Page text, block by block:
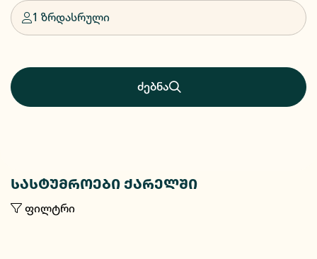
1 ზრდასრული
ძებნა
სასტუმროები ქარელში
ფილტრი